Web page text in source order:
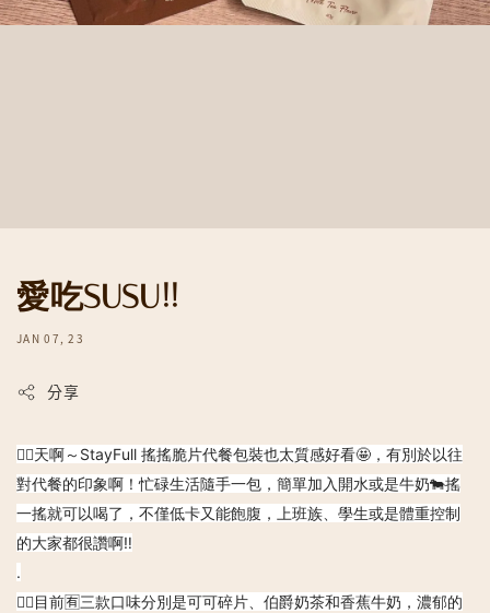
愛吃SUSU!!
JAN 07, 23
分享
👉🏻天啊～StayFull 搖搖脆片代餐包裝也太質感好看🤩，有別於以往
對代餐的印象啊！忙碌生活隨手一包，簡單加入開水或是牛奶🐄搖
一搖就可以喝了，不僅低卡又能飽腹，上班族、學生或是體重控制
的大家都很讚啊‼️
.
👉🏻目前🈶️三款口味分別是可可碎片、伯爵奶茶和香蕉牛奶，濃郁的